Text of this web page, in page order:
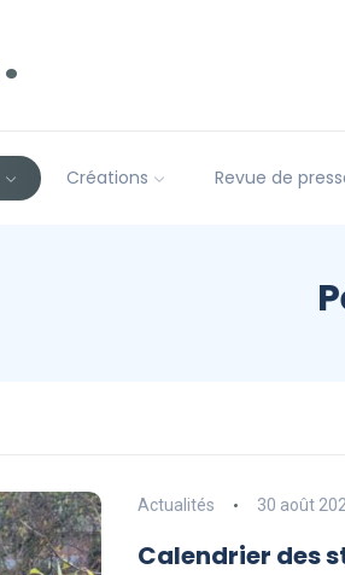
.
Créations Revue de
Actualités 30 août
Calendrier des